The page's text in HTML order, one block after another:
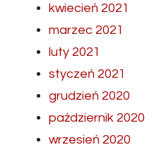
kwiecień 2021
marzec 2021
luty 2021
styczeń 2021
grudzień 2020
październik 2020
wrzesień 2020